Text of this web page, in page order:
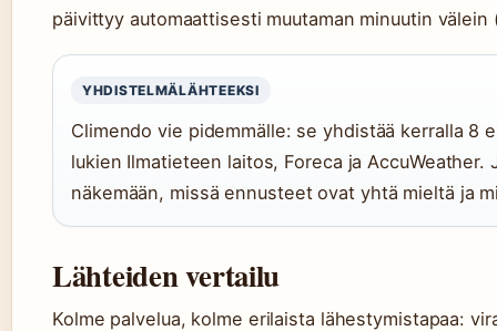
päivittyy automaattisesti muutaman minuutin välein
YHDISTELMÄLÄHTEEKSI
Climendo vie pidemmälle: se yhdistää kerralla 8
lukien Ilmatieteen laitos, Foreca ja AccuWeather.
näkemään, missä ennusteet ovat yhtä mieltä ja
Lähteiden vertailu
Kolme palvelua, kolme erilaista lähestymistapaa: